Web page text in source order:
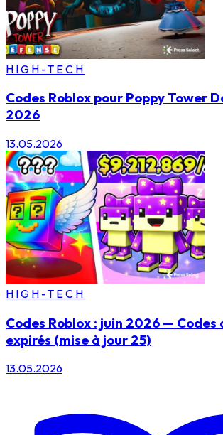
HIGH-TECH
Codes Roblox pour Poppy Tower
2026
13.05.2026
HIGH-TECH
Codes Roblox : juin 2026 —
expirés (mise à jour 25)
13.05.2026